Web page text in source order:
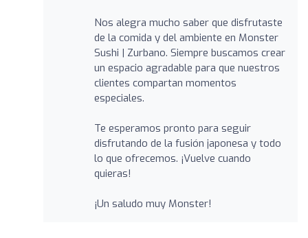
Nos alegra mucho saber que disfrutaste
de la comida y del ambiente en Monster
Sushi | Zurbano. Siempre buscamos crear
un espacio agradable para que nuestros
clientes compartan momentos
especiales.
Te esperamos pronto para seguir
disfrutando de la fusión japonesa y todo
lo que ofrecemos. ¡Vuelve cuando
quieras!
¡Un saludo muy Monster!